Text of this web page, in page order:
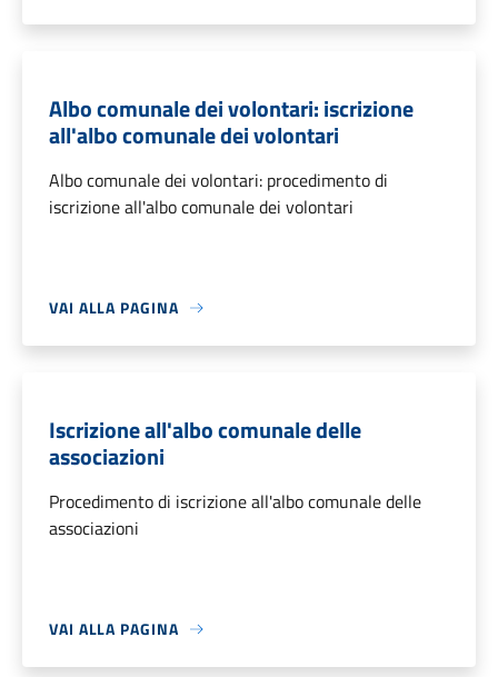
Albo comunale dei volontari: iscrizione
all'albo comunale dei volontari
Albo comunale dei volontari: procedimento di
iscrizione all'albo comunale dei volontari
VAI ALLA PAGINA
Iscrizione all'albo comunale delle
associazioni
Procedimento di iscrizione all'albo comunale delle
associazioni
VAI ALLA PAGINA